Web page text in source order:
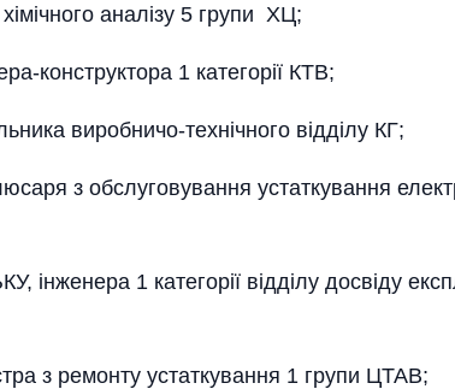
аналізу 5 групи ХЦ;
конструктора 1 категорії КТВ;
виробничо-технічного відділу КГ;
з обслуговування устаткування
1 категорії відділу досвіду
з ремонту устаткування 1 групи ЦТАВ;